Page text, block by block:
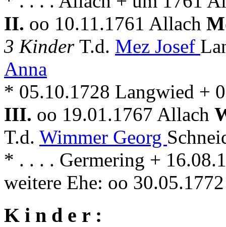
II. oo 10.11.1761 Allach
3 Kinder T.d. Mez Josef
Anna
* 05.10.1728 Langwied +
III. oo 19.01.1767 Allach
T.d. Wimmer Georg
* . . . . Germering +
weitere Ehe: oo
K i n d e r :